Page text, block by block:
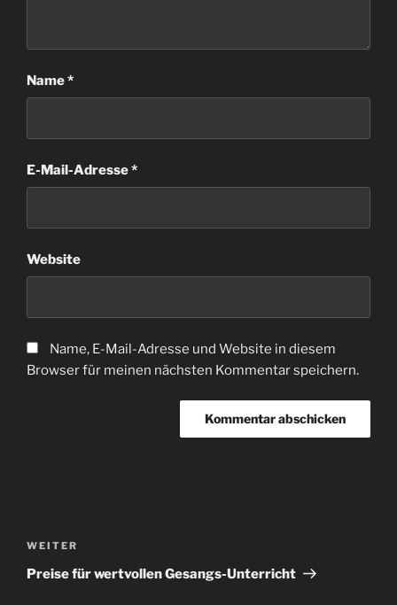
Name*
E-Mail-Adresse*
Website
Name, E-Mail-Adresse und Website in diesem
Browser für meinen nächsten Kommentar speichern.
Nächster
Beitrag
WEITER
Preise für wertvollen Gesangs-Unterricht